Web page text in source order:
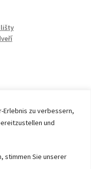
Erlebnis zu verbessern,
und
stimmen Sie unserer
of the ERUON Group.
and